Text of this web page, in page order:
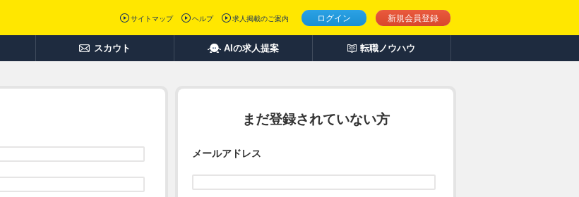
ログイン 新規会員登録
サイトマップ ヘルプ 求人掲載のご案内
スカウト AIの求人提案 転職ノウハウ
まだ登録されていない方
メールアドレス